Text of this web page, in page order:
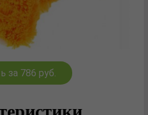
за 786 руб.